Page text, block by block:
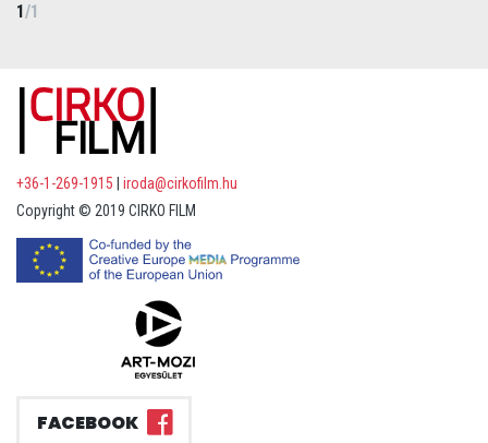
1/1
+36-1-269-1915
iroda@cirkofilm.hu
Copyright © 2019 CIRKO FILM
FACEBOOK